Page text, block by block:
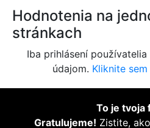
Hodnotenia na
stránkach
Iba prihlásení
údajom. Kliknite
To je tvoja
Gratulujeme! Zistite,